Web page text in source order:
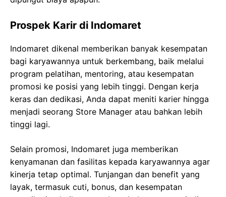
Prospek Karir di Indomaret
Indomaret dikenal memberikan banyak kesempatan
bagi karyawannya untuk berkembang, baik melalui
program pelatihan, mentoring, atau kesempatan
promosi ke posisi yang lebih tinggi. Dengan kerja
keras dan dedikasi, Anda dapat meniti karier hingga
menjadi seorang Store Manager atau bahkan lebih
tinggi lagi.
Selain promosi, Indomaret juga memberikan
kenyamanan dan fasilitas kepada karyawannya agar
kinerja tetap optimal. Tunjangan dan benefit yang
layak, termasuk cuti, bonus, dan kesempatan